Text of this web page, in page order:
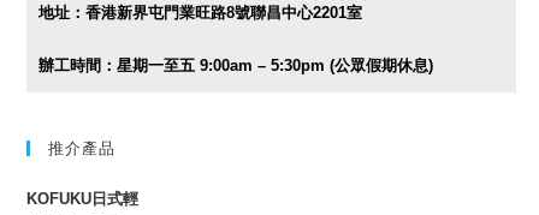
地址：香港新界屯門業旺路8號聯昌中心2201室
辦工時間：星期一至五 9:00am – 5:30pm (公眾假期休息)
推介產品
KOFUKU日式輕